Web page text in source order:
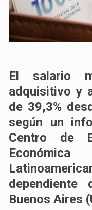
El
salario
adquisitivo y
de 39,3%
según un
Centro de
Buenos Aires